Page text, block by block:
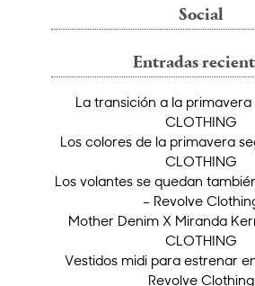
Social
Entradas
La transición a la primavera
CLOTHING
Los colores de la primavera
CLOTHING
Los volantes se quedan
– Revolve
Mother Denim X Miranda
CLOTHING
Vestidos midi para estrenar
Revolve Clothing